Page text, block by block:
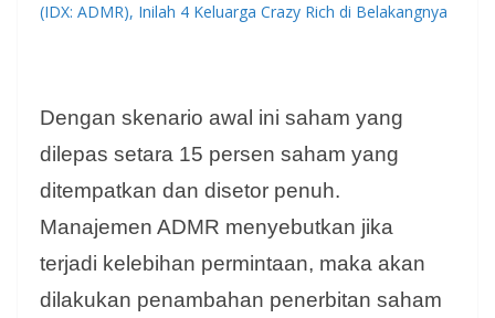
(IDX: ADMR), Inilah 4 Keluarga Crazy Rich di Belakangnya
Dengan skenario awal ini saham yang
dilepas setara 15 persen saham yang
ditempatkan dan disetor penuh.
Manajemen ADMR menyebutkan jika
terjadi kelebihan permintaan, maka akan
dilakukan penambahan penerbitan saham